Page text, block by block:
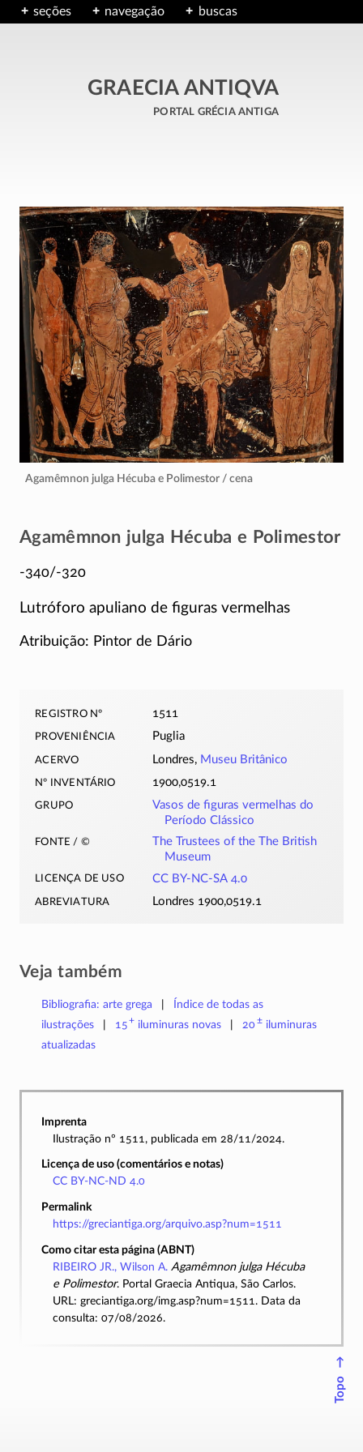
seções navegação buscas
GRAECIA ANTIQVA
portal grécia antiga
Agamêmnon julga Hécuba e Polimestor / cena
Agamêmnon julga Hécuba e Polimestor
-340/-320
Lutróforo apuliano de figuras vermelhas
Atribuição: Pintor de Dário
registro nº 1511
proveniência Puglia
acervo Londres, Museu Britânico
nº inventário 1900,0519.1
grupo
Vasos de figuras vermelhas do
Período Clássico
fonte / ©
The Trustees of the The British
Museum
licença de uso CC BY-NC-SA 4.0
abreviatura Londres 1900,0519.1
Veja também
Bibliografia: arte grega
Índice de todas as
ilustrações
15+ iluminuras novas 20±iluminuras
atualizadas
Imprenta
Ilustração nº 1511, publicada em 28/11/2024.
Licença de uso (comentários e notas)
CC BY-NC-ND 4.0
Permalink
https://greciantiga.org/arquivo.asp?num=1511
Como citar esta página (ABNT)
RIBEIRO JR., Wilson A. Agamêmnon julga Hécuba
e Polimestor. Portal Graecia Antiqua, São Carlos.
URL: greciantiga.org/img.asp?num=1511. Data da
consulta: 07/08/2026.
↑
Topo